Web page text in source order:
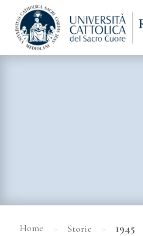
Home > Storie > 1945